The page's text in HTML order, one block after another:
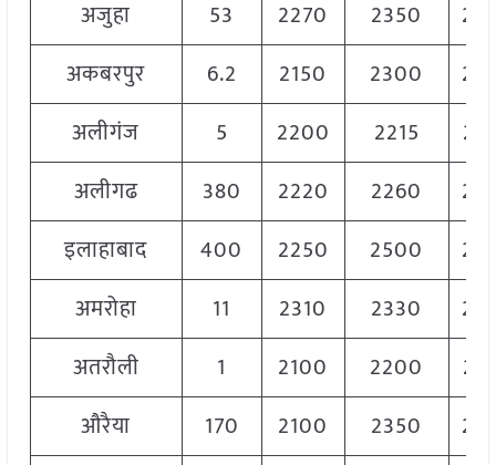
अजुहा 53 2270 2350
अकबरपुर
6.2 2150 2300
अलीगंज
5 2200 2215
अलीगढ
380 2220 2260
इलाहाबाद
400 2250 2500
अमरोहा
11 2310 2330
अतरौली
1 2100 2200
औरैया
170 2100 2350